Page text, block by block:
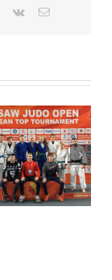
Pinterest
Vk
E-
Dorostenecká a 1. liga